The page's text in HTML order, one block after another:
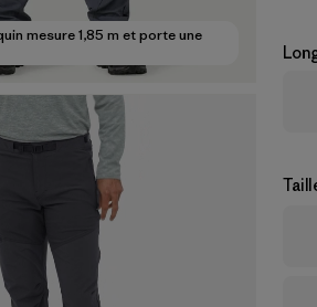
mesure 1,85 m et porte une